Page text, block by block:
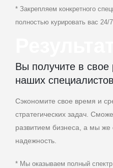
* Закрепляем конкретного
полностью курировать вас 24/7.
Вы получите в
наших специалистов
Сэкономите свое время и
стратегических задач.
развитием бизнеса, а мы
надежность.
* Мы оказываем полный